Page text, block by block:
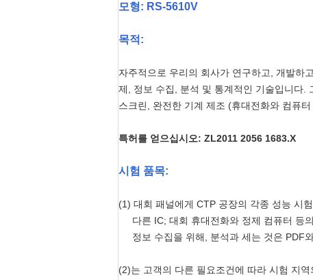
모형: RS-5610V
목적:
자주적으로 우리의 회사가 연구하고, 개발하
제, 정보 수집, 분석 및 통계적인 기술입니다.
스크린, 완전한 기계 제조 (휴대전화와 컴퓨
특허를 얻으십시오: ZL2011 2056 1683.X
시험 품목:
(1) 대회 패널에게 CTP 공장의 각종 성능 시
다른 IC; 대회 휴대전화와 정제 컴퓨터 등
정보 수집을 위해, 분석과 세는 것은 PDF
(2)는 고객의 다른 필요조건에 따라 시험 지